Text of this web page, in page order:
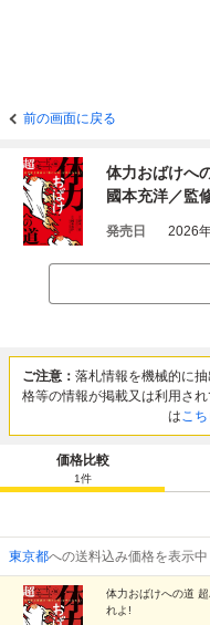
前の画面に戻る
体力おばけへ
國本充洋／監
発売日 2026
ご注意： 落札情報を機械的に
格等の情報が掲載又は利用さ
はこち
価格比較
1件
東京都への送料込み価格を表示中
体力おばけへの道
れよ!